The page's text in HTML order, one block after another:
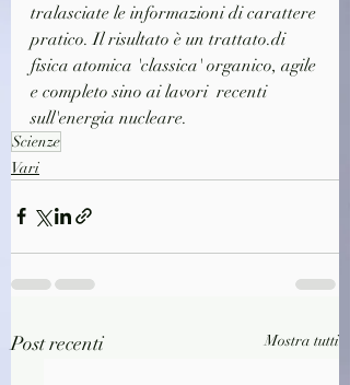
tralasciate le informazioni di carattere
pratico. Il risultato è un trattato.di
fisica atomica 'classica' organico, agile
e completo sino ai lavori  recenti
sull'energia nucleare.
Scienze
Vari
Post recenti Mostra tutti